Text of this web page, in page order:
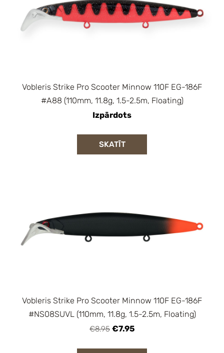
Vobleris Strike Pro Scooter Minnow 110F EG-186F
#A88 (110mm, 11.8g, 1.5-2.5m, Floating)
Izpārdots
SKATĪT
Vobleris Strike Pro Scooter Minnow 110F EG-186F
#NS08SUVL (110mm, 11.8g, 1.5-2.5m, Floating)
€8.95 €7.95